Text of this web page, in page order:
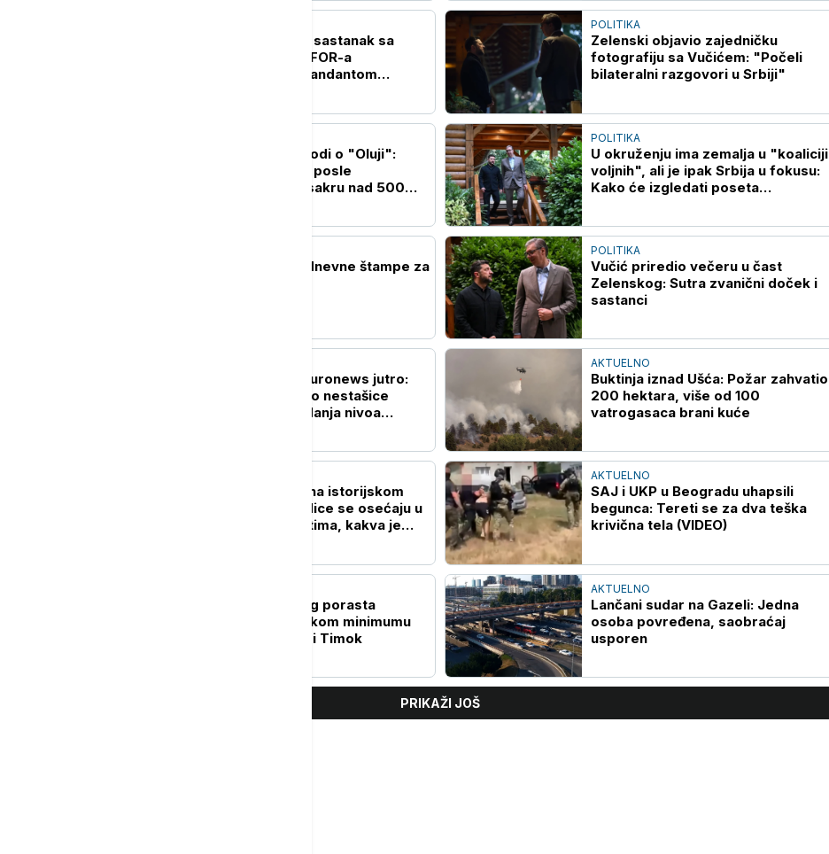
Radojević održao sastanak sa
predstavnicima KFOR-a
predvođenih komandantom
POLITIKA
Zelenski objavio zajedničku
fotografiju sa Vučićem: "Počeli
bilateralni razgovori u Srbiji"
Novi potresni navodi o "Oluji":
Linta traži istragu posle
svedočenja o masakru nad 500
POLITIKA
U okruženju ima zemalja u "koaliciji
voljnih", ali je ipak Srbija u fokusu:
Kako će izgledati poseta
Naslovne strane dnevne štampe za
POLITIKA
Vučić priredio večeru u čast
Zelenskog: Sutra zvanični doček i
sastanci
Probudite se uz Euronews jutro:
Može li da dođe do nestašice
goriva usled opadanja nivoa
AKTUELNO
Buktinja iznad Ušća: Požar zahvatio
200 hektara, više od 100
vatrogasaca brani kuće
Vodostaj Dunava na istorijskom
minimumu: Posledice se osećaju u
mnogim delatnostima, kakva je
AKTUELNO
SAJ i UKP u Beogradu uhapsili
begunca: Tereti se za dva teška
krivična tela (VIDEO)
Tendencija manjeg porasta
Dunava: Na biološkom minimumu
Kolubara, Toplica i Timok
AKTUELNO
Lančani sudar na Gazeli: Jedna
osoba povređena, saobraćaj
usporen
PRIKAŽI JOŠ